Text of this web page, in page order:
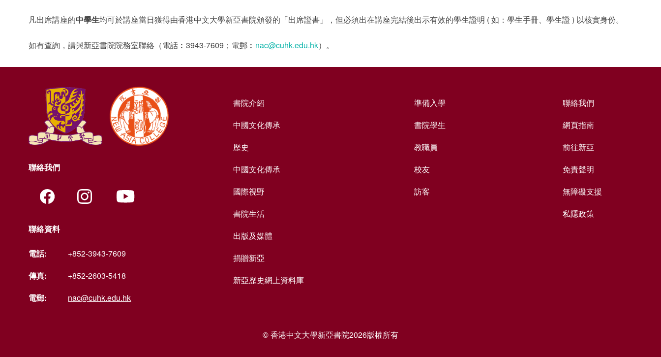
凡出席講座的中學生均可於講座當日獲得由香港中文大學新亞書院頒發的「出席證書」，但必須出在講座完結後出示有效的學生證明 ( 如：學生手冊、學生證 ) 以核實身份。
如有查詢，請與新亞書院院務室聯絡（電話︰3943-7609；電郵︰ nac@cuhk.edu.hk）。
聯絡我們
聯絡資料
電話:
+852-3943-7609
傳真:
+852-2603-5418
電郵:
nac@cuhk.edu.hk
書院介紹
中國文化傳承
歷史
中國文化傳承
國際視野
書院生活
出版及媒體
捐贈新亞
新亞歷史網上資料庫
準備入學
書院學生
教職員
校友
訪客
聯絡我們
網頁指南
前往新亞
免責聲明
無障礙支援
私隱政策
© 香港中文大學新亞書院2026版權所有